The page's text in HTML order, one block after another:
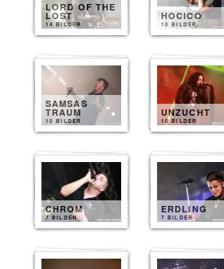
LORD OF THE
LOST
14 BILDER
HOCICO
10 BILDER
SAMSAS
TRAUM
10 BILDER
UNZUCHT
10 BILDER
CHROM
7 BILDER
ERDLING
7 BILDER